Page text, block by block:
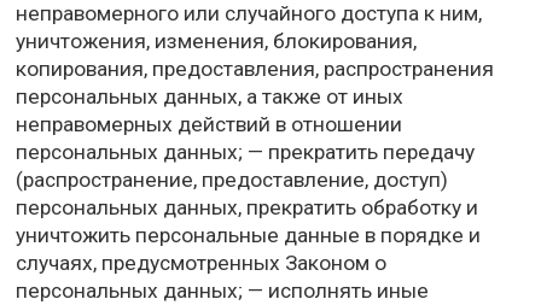
неправомерного или случайного доступа к ним,
уничтожения, изменения, блокирования,
копирования, предоставления, распространения
персональных данных, а также от иных
неправомерных действий в отношении
персональных данных; — прекратить передачу
(распространение, предоставление, доступ)
персональных данных, прекратить обработку и
уничтожить персональные данные в порядке и
случаях, предусмотренных Законом о
персональных данных; — исполнять иные